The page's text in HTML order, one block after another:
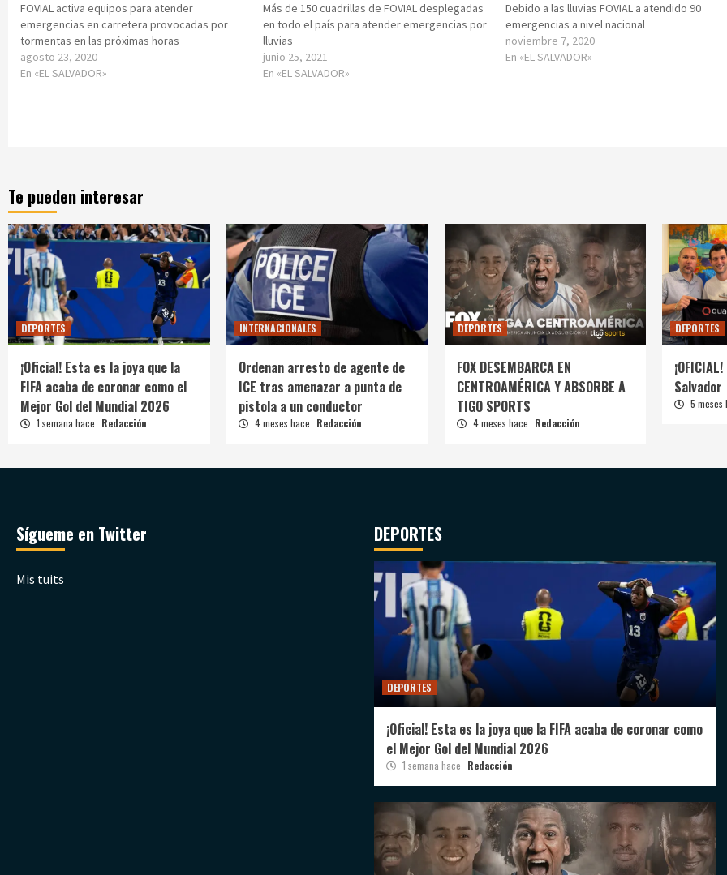
FOVIAL activa equipos para atender
emergencias en carretera provocadas por
tormentas en las próximas horas
agosto 23, 2020
En «EL SALVADOR»
Más de 150 cuadrillas de FOVIAL desplegadas
en todo el país para atender emergencias por
lluvias
junio 25, 2021
En «EL SALVADOR»
Debido a las lluvias FOVIAL a atendido 90
emergencias a nivel nacional
noviembre 7, 2020
En «EL SALVADOR»
Te pueden interesar
DEPORTES
¡Oficial! Esta es la joya que la
FIFA acaba de coronar como el
Mejor Gol del Mundial 2026
1 semana hace Redacción
INTERNACIONALES
Ordenan arresto de agente de
ICE tras amenazar a punta de
pistola a un conductor
4 meses hace Redacción
DEPORTES
FOX DESEMBARCA EN
CENTROAMÉRICA Y ABSORBE A
TIGO SPORTS
4 meses hace Redacción
DEPORTES
Salvador
5
Sígueme en Twitter
Mis tuits
DEPORTES
DEPORTES
¡Oficial! Esta es la joya que la FIFA acaba de coronar como
el Mejor Gol del Mundial 2026
1 semana hace Redacción